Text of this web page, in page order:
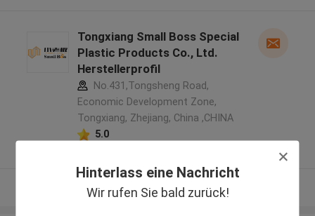
Hinterlass eine Nachricht
Wir rufen Sie bald zurück!
Tongxiang Small Boss Special
Plastic Products Co., Ltd.
Herstellerprofil
No.431,Tongsheng Road,
Economic Development Zone,
Tongxiang, Zhejiang, China ,CHINA
5.0
Sehen Sie mehr an